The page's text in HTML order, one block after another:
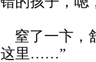
窒了一卞，
这里……”